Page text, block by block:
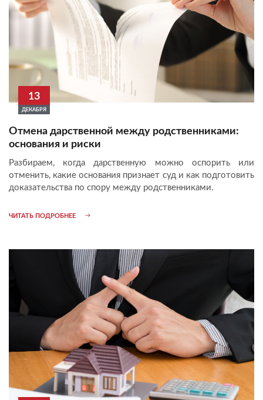
13
ДЕКАБРЯ
Отмена дарственной между родственниками:
основания и риски
Разбираем, когда дарственную можно оспорить или
отменить, какие основания признает суд и как подготовить
доказательства по спору между родственниками.
ЧИТАТЬ ПОДРОБНЕЕ